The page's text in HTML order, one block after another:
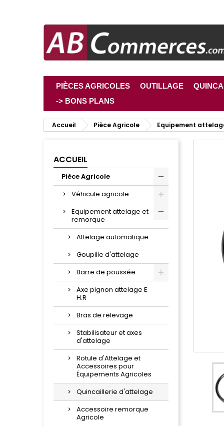
PIÈCES AGRICOLES OUTILLAGE
-> BONS PLANS
Accueil Pièce Agricole Equipement
ACCUEIL
Pièce Agricole
Véhicule agricole
Equipement attelage et
remorque
Attelage automatique
Goupille d'attelage
Barre de poussée
Axe pignon attelage E
H.R
Bras de relevage
Stabilisateur et axes
d'attelage
Rotule d'Attelage et
Accessoires pour
Équipements Agricoles
Quincaillerie d'attelage
Accessoire remorque
Agricole